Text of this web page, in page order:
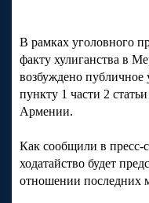
В рамках уголовного
факту хулиганства в
возбуждено публичное
пункту 1 части 2
Армении.
Как сообщили в
ходатайство будет
отношении последних